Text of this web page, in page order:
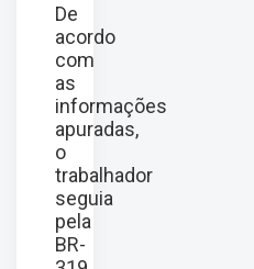
De
acordo
com
as
informações
apuradas,
o
trabalhador
seguia
pela
BR-